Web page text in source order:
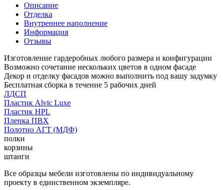
Описание
Отделка
Внутреннее наполнение
Информация
Отзывы
Изготовление гардеробных любого размера и конфигурации
Возможно сочетание нескольких цветов в одном фасаде
Декор и отделку фасадов можно выполнить под вашу задумку
Бесплатная сборка в течение 5 рабочих дней
ЛДСП
Пластик Alvic Luxe
Пластик HPL
Пленка ПВХ
Полотно АГТ (МДФ)
полки
корзины
штанги
Все образцы мебели изготовлены по индивидуальному
проекту в единственном экземпляре.